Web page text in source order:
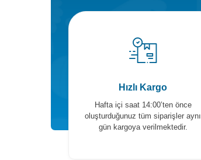
Hızlı Kargo
Hafta içi saat 14:00’ten önce
oluşturduğunuz tüm siparişler aynı
gün kargoya verilmektedir.